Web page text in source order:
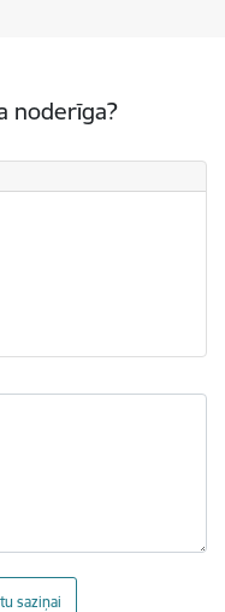
noderīga?
saziņai